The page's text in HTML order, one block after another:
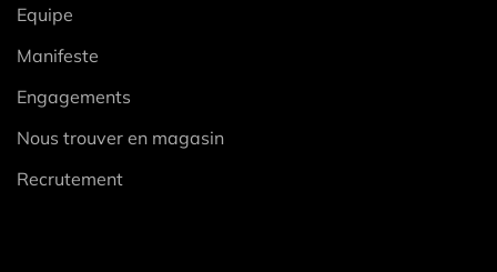
Equipe
Manifeste
Engagements
Nous trouver en magasin
Recrutement